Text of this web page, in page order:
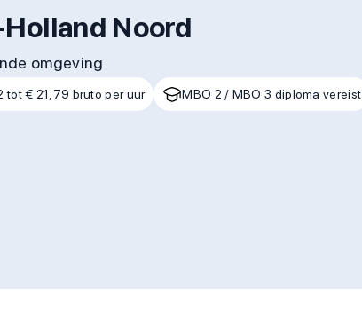
Noord
omgeving
tot € 21,79 bruto per uur MBO 2 / MBO 3 diploma vereist